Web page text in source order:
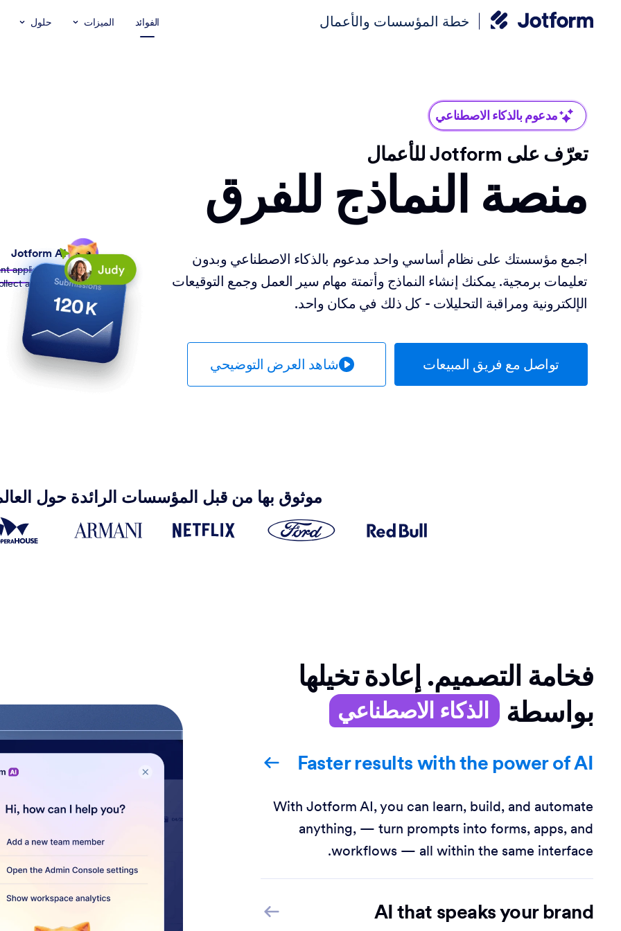
خطة المؤسسات والأعمال الفوائد الميزات حلول
مدعوم بالذكاء الاصطناعي
تعرّف على Jotform للأعمال
منصة النماذج للفرق
اجمع مؤسستك على نظام أساسي واحد مدعوم بالذكاء الاصطناعي وبدون
تعليمات برمجية. يمكنك إنشاء النماذج وأتمتة مهام سير العمل وجمع التوقيعات
الإلكترونية ومراقبة التحليلات - كل ذلك في مكان واحد.
تواصل مع فريق المبيعات شاهد العرض التوضيحي
Jotform AI
application form to
applicant details
موثوق بها من قبل المؤسسات الرائدة حول
فخامة التصميم. إعادة تخيلها
بواسطة
الذكاء الاصطناعي
Faster results with the power of AI
With Jotform AI, you can learn, build, and automate
anything, — turn prompts into forms, apps, and
workflows — all within the same interface.
AI that speaks your brand